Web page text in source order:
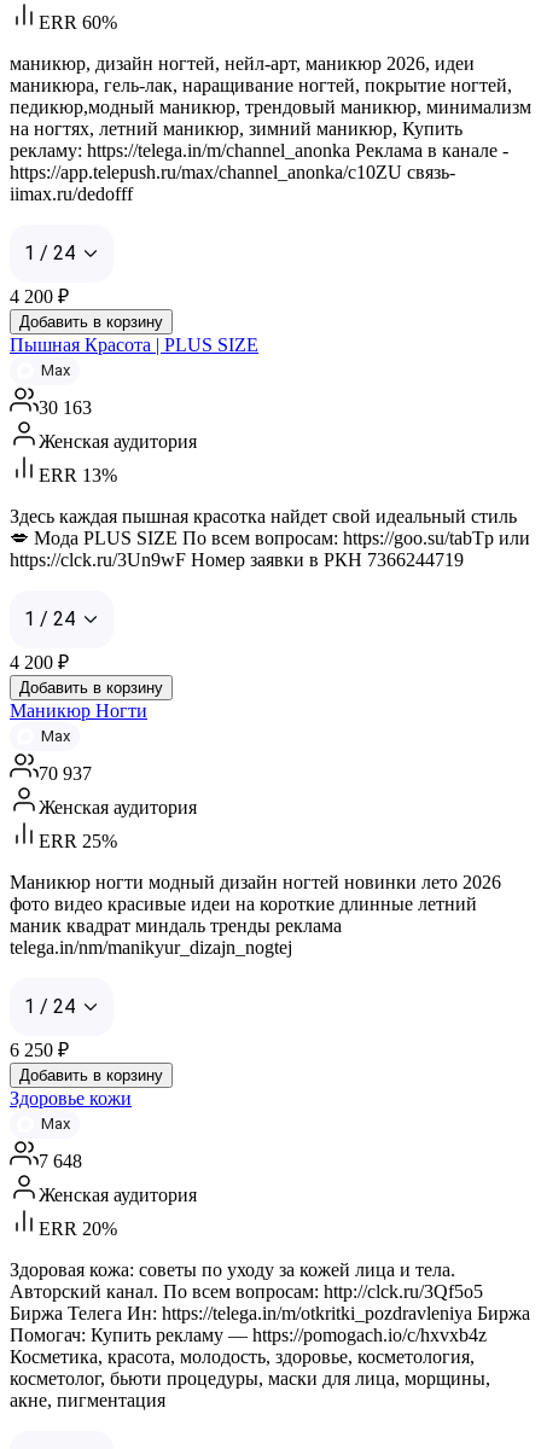
ERR 60%
маникюр, дизайн ногтей, нейл-арт, маникюр 2026, идеи
маникюра, гель-лак, наращивание ногтей, покрытие ногтей,
педикюр,модный маникюр, трендовый маникюр, минимализм
на ногтях, летний маникюр, зимний маникюр, Купить
рекламу: https://telega.in/m/channel_anonka Реклама в канале -
https://app.telepush.ru/max/channel_anonka/c10ZU связь-
iimax.ru/dedofff
1 / 24
4 200 ₽
Добавить в корзину
Пышная Красота | PLUS SIZE
Max
30 163
Женская аудитория
ERR 13%
Здесь каждая пышная красотка найдет свой идеальный стиль
💋 Мода PLUS SIZE По всем вопросам: https://goo.su/tabTp или
https://clck.ru/3Un9wF Номер заявки в РКН 7366244719
1 / 24
4 200 ₽
Добавить в корзину
Маникюр Ногти
Max
70 937
Женская аудитория
ERR 25%
Маникюр ногти модный дизайн ногтей новинки лето 2026
фото видео красивые идеи на короткие длинные летний
маник квадрат миндаль тренды реклама
telega.in/nm/manikyur_dizajn_nogtej
1 / 24
6 250 ₽
Добавить в корзину
Здоровье кожи
Max
7 648
Женская аудитория
ERR 20%
Здоровая кожа: советы по уходу за кожей лица и тела.
Авторский канал. По всем вопросам: http://clck.ru/3Qf5o5
Биржа Телега Ин: https://telega.in/m/otkritki_pozdravleniya Биржа
Помогач: Купить рекламу — https://pomogach.io/c/hxvxb4z
Косметика, красота, молодость, здоровье, косметология,
косметолог, бьюти процедуры, маски для лица, морщины,
акне, пигментация